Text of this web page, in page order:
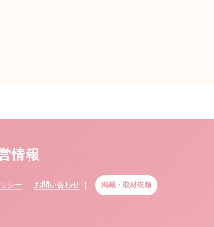
情報
シー ｜ お問い合わせ ｜ 掲載・取材依頼